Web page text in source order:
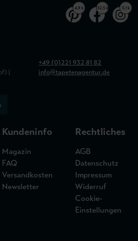
4,9 k 32,5 k 3,1 k
|
+49 (0)221 932 81 82
info@tapetenagentur.de
Kundeninfo
Magazin
FAQ
Versandkosten
Newsletter
Rechtliches
AGB
Datenschutz
Impressum
Widerruf
Cookie-
Einstellungen